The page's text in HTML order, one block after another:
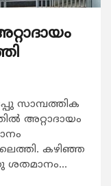
സാമ്പത്തിക
അറ്റാദായം
കഴിഞ്ഞ
ശതമാനം...